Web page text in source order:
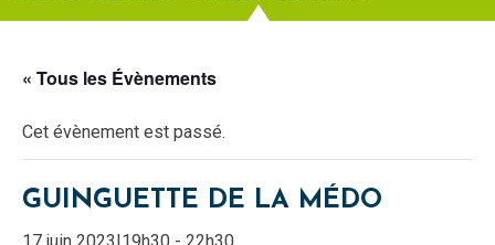
« Tous les Évènements
Cet évènement est passé.
GUINGUETTE DE LA MÉDO